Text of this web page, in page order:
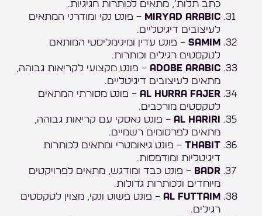
כתב תלות׳, מתאים לכותרות חגיגיות.
Miryad Arabic – פונט נקי ומודרני המתאים
לעיצובים דיגיטליים.
Samim – פונט עדין ומינימליסטי המותאם
לטקסטים רגילים וכותרות.
Adobe Arabic – פונט מקצועי לקריאות גבוהה,
מתאים לעיצובים דיגיטליים.
Al Hurra Fajer – פונט מסורתי המתאים
לטקסטים מורכבים.
Al Hariri – פונט נאסקי עם קריאות גבוהה,
מתאים לפרסומים רשמיים.
Thabit – פונט גיאומטרי ומתאים לכותרות
דיגיטליות ומודפסות.
Badr – פונט כבד ומודגש, מתאים לפרויקטים
מיוחדים ולכותרות גדולות.
Al Futtaim – פונט פשוט ונקי, מצוין לטקסטים
רגילים.